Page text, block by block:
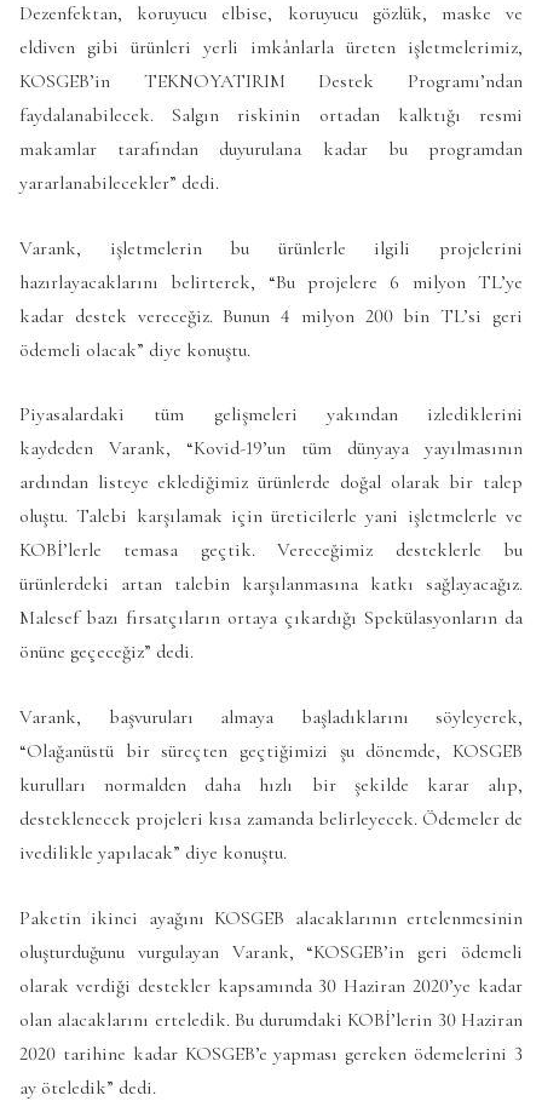
Dezenfektan, koruyucu elbise, koruyucu gözlük, maske ve
eldiven gibi ürünleri yerli imkânlarla üreten işletmelerimiz,
KOSGEB’in TEKNOYATIRIM Destek Programı’ndan
faydalanabilecek. Salgın riskinin ortadan kalktığı resmi
makamlar tarafından duyurulana kadar bu programdan
yararlanabilecekler” dedi.
Varank, işletmelerin bu ürünlerle ilgili projelerini
hazırlayacaklarını belirterek, “Bu projelere 6 milyon TL’ye
kadar destek vereceğiz. Bunun 4 milyon 200 bin TL’si geri
ödemeli olacak” diye konuştu.
Piyasalardaki tüm gelişmeleri yakından izlediklerini
kaydeden Varank, “Kovid-19’un tüm dünyaya yayılmasının
ardından listeye eklediğimiz ürünlerde doğal olarak bir talep
oluştu. Talebi karşılamak için üreticilerle yani işletmelerle ve
KOBİ’lerle temasa geçtik. Vereceğimiz desteklerle bu
ürünlerdeki artan talebin karşılanmasına katkı sağlayacağız.
Malesef bazı fırsatçıların ortaya çıkardığı Spekülasyonların da
önüne geçeceğiz” dedi.
Varank, başvuruları almaya başladıklarını söyleyerek,
“Olağanüstü bir süreçten geçtiğimizi şu dönemde, KOSGEB
kurulları normalden daha hızlı bir şekilde karar alıp,
desteklenecek projeleri kısa zamanda belirleyecek. Ödemeler de
ivedilikle yapılacak” diye konuştu.
Paketin ikinci ayağını KOSGEB alacaklarının ertelenmesinin
oluşturduğunu vurgulayan Varank, “KOSGEB’in geri ödemeli
olarak verdiği destekler kapsamında 30 Haziran 2020’ye kadar
olan alacaklarını erteledik. Bu durumdaki KOBİ’lerin 30 Haziran
2020 tarihine kadar KOSGEB’e yapması gereken ödemelerini 3
ay öteledik” dedi.